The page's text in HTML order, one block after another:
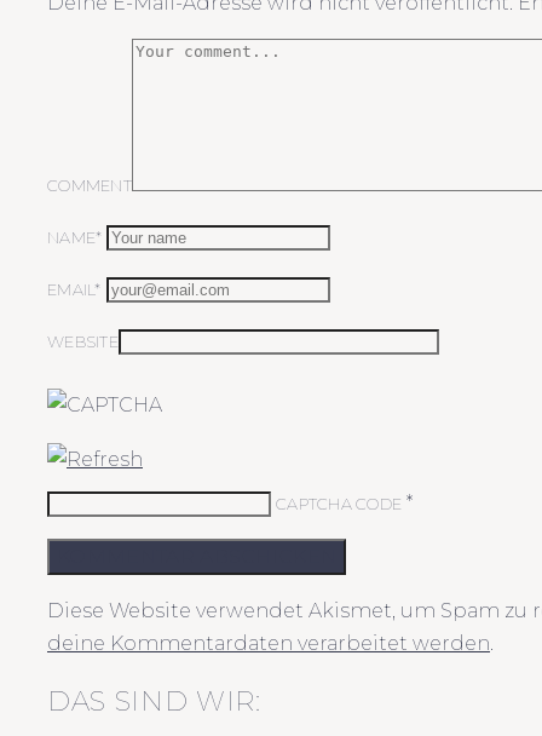
COMMENT
NAME*
EMAIL*
WEBSITE
CAPTCHA CODE *
Diese Website verwendet Akismet, um Spam zu
deine Kommentardaten verarbeitet werden.
DAS SIND WIR: